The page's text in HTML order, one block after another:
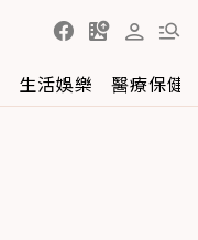
生活娛樂 醫療保健